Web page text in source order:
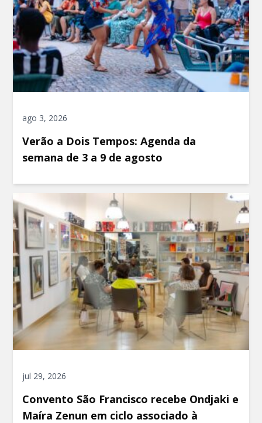
ago 3, 2026
Verão a Dois Tempos: Agenda da
semana de 3 a 9 de agosto
jul 29, 2026
Convento São Francisco recebe Ondjaki e
Maíra Zenun em ciclo associado à